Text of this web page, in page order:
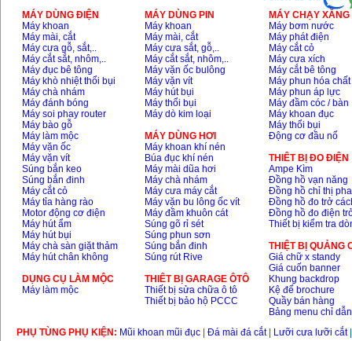
MÁY DÙNG ĐIỆN
Máy khoan
Máy mài, cắt
Máy cưa gỗ, sắt,..
Máy cắt sắt, nhôm,..
Máy đục bê tông
Máy khò nhiệt thổi bụi
Máy chà nhám
Máy đánh bóng
Máy soi phay router
Máy bào gỗ
Máy làm mộc
Máy vặn ốc
Máy vặn vít
Súng bắn keo
Súng bắn đinh
Máy cắt cỏ
Máy tỉa hàng rào
Motor động cơ điện
Máy hút ẩm
Máy hút bụi
Máy chà sàn giặt thảm
Máy hút chân không
DỤNG CỤ LÀM MỘC
Máy làm mộc
MÁY DÙNG PIN
Máy khoan
Máy mài, cắt
Máy cưa sắt, gỗ,..
Máy cắt sắt, nhôm,..
Máy vặn ốc bulông
Máy vặn vít
Máy hút bụi
Máy thổi bụi
Máy dò kim loại
MÁY DÙNG HƠI
Máy khoan khí nén
Búa đục khí nén
Máy mài dũa hơi
Máy chà nhám
Máy cưa máy cắt
Máy vặn bu lông ốc vít
Máy đầm khuôn cát
Súng gõ rỉ sét
Súng phun sơn
Súng bắn đinh
Súng rút Rive
THIÊT BỊ GARAGE ÔTÔ
Thiết bị sửa chữa ô tô
Thiết bị bảo hộ PCCC
MÁY CHẠY
Máy bơm nước
Máy phát điện
Máy cắt cỏ
Máy cưa xích
Máy cắt bê tông
Máy phun hóa chất
Máy phun áp lực
Máy đầm cóc / bàn
Máy khoan đục
Máy thổi bụi
Động cơ đầu nổ
THIÊT BỊ ĐO ĐIỆN
Ampe Kìm
Đồng hồ vạn năng
Đồng hồ chỉ thị pha
Đồng hồ đo trở
Đồng hồ đo điện
Thiết bị kiểm tra
THIỆT BỊ QUẢNG
Giá chữ x standy
Giá cuốn banner
Khung backdrop
Kệ để brochure
Quầy bán hàng
Bảng menu chỉ dẫn
PHỤ TÙNG PHỤ KIỆN: Mũi khoan mũi đục Đá mài đá cắt| Lưỡi cưa lưỡi cắt